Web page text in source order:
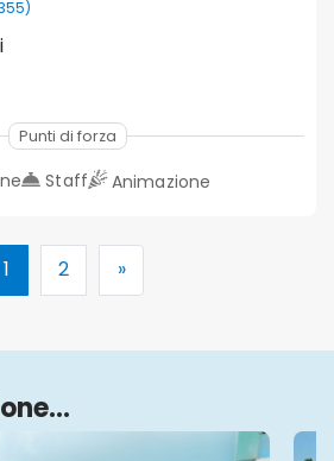
Punti di forza
Staff Animazione
1 2 »